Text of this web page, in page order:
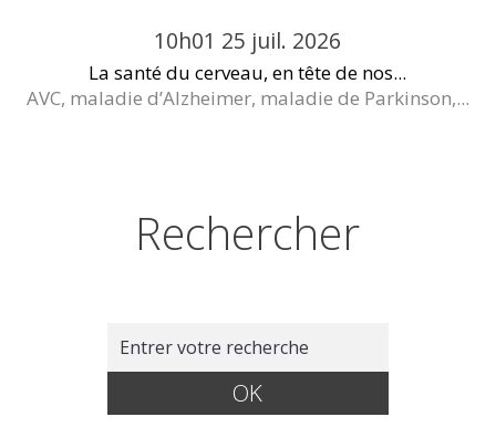
10h01 25 juil. 2026
La santé du cerveau, en tête de nos...
AVC, maladie d’Alzheimer, maladie de Parkinson,...
Rechercher